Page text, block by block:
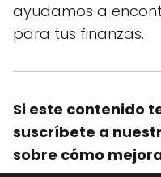
ayudamos a
para tus finanzas.
Si este contenido
suscríbete a
sobre cómo